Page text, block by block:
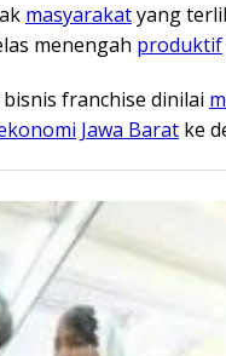
masyarakatyang
menengah produktif
franchise dinilai
Jawa Barat ke